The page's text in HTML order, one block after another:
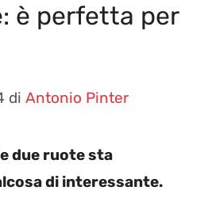
è perfetta per
di Antonio Pinter
due ruote sta
di interessante.